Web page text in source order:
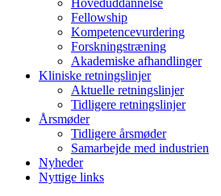
Hoveduddannelse
Fellowship
Kompetencevurdering
Forskningstræning
Akademiske afhandlinger
Kliniske retningslinjer
Aktuelle retningslinjer
Tidligere retningslinjer
Årsmøder
Tidligere årsmøder
Samarbejde med industrien
Nyheder
Nyttige links